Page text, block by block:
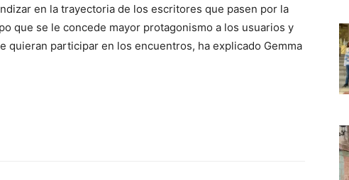
en la trayectoria de los escritores que pasen por la
que se le concede mayor protagonismo a los usuarios y
quieran participar en los encuentros, ha explicado Gemma